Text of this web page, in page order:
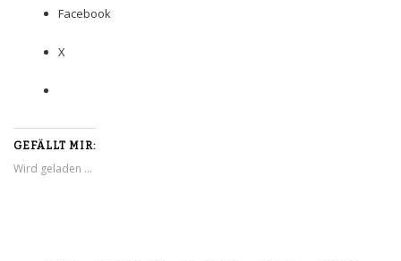
Facebook
X
GEFÄLLT MIR:
Wird geladen …